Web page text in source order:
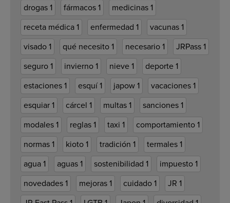
drogas 1 fármacos 1 medicinas 1
receta médica 1 enfermedad 1 vacunas 1
visado 1 qué necesito 1 necesario 1 JRPass 1
seguro 1 invierno 1 nieve 1 deporte 1
estaciones 1 esquí1 japow 1 vacaciones 1
esquiar 1 cárcel 1 multas 1 sanciones 1
modales 1 reglas 1 taxi 1 comportamiento 1
normas 1 kioto 1 tradición 1 termales 1
agua 1 aguas 1 sostenibilidad 1 impuesto 1
novedades 1 mejoras 1 cuidado 1 JR 1